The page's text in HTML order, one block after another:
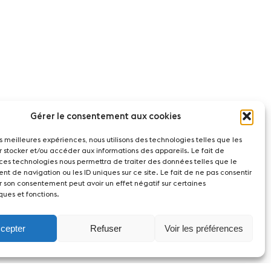
Gérer le consentement aux cookies
meilleures expériences, nous utilisons des technologies telles que les
stocker et/ou accéder aux informations des appareils. Le fait de
technologies nous permettra de traiter des données telles que le
de navigation ou les ID uniques sur ce site. Le fait de ne pas consentir
son consentement peut avoir un effet négatif sur certaines
et fonctions.
Refuser Voir les préférences